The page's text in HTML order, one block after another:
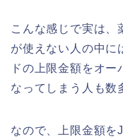
こんな感じで実は、
が使えない人の中に
ドの上限金額をオ
なってしまう人も数
なので、上限金額を